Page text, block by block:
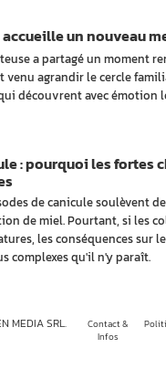
a partagé un moment
venu agrandir le cercle
découvrent avec émotion
un nouveau
de canicule soulèvent
de miel. Pourtant, si les
les conséquences sur
complexes qu'il n'y paraît.
: pourquoi les fortes
MEDIA SRL.
Contact &
Infos